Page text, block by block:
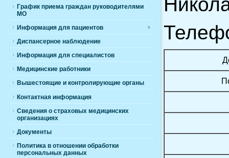
График приема граждан руководителями
МО
Информация для пациентов
Диспансерное наблюдение
Информация для специалистов
Медицинские работники
Вышестоящие и контролирующие органы
Контактная информация
Сведения о страховых медицинских
организациях
Документы
Политика в отношении обработки
персональных данных